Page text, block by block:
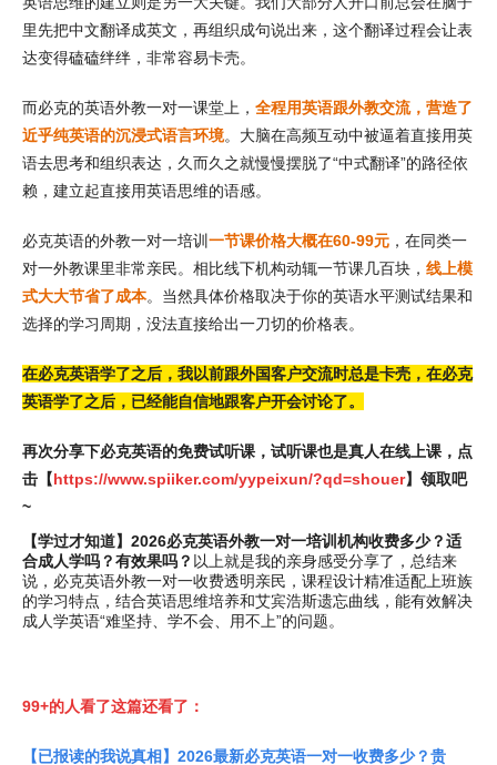
里先把中文翻译成英文，再组织成句说出来，这个翻译过程会让表
达变得磕磕绊绊，非常容易卡壳。
而必克的英语外教一对一课堂上， 全程用英语跟外教交流，营造了
近乎纯英语的沉浸式语言环境。大脑在高频互动中被逼着直接用英
语去思考和组织表达，久而久之就慢慢摆脱了“中式翻译”的路径依
赖，建立起直接用英语思维的语感。
必克英语的外教一对一培训 一节课价格大概在60-99元 ，在同类一
对一外教课里非常亲民。相比线下机构动辄一节课几百块， 线上模
式大大节省了成本。当然具体价格取决于你的英语水平测试结果和
选择的学习周期，没法直接给出一刀切的价格表。
在必克英语学了之后，我以前跟外国客户交流时总是卡壳，在必克
英语学了之后，已经能自信地跟客户开会讨论了。
再次分享下必克英语的免费试听课，试听课也是真人在线上课，点
击【https://www.spiiker.com/yypeixun/?qd=shouer】领取吧
~
【学过才知道】2026必克英语外教一对一培训机构收费多少？适
合成人学吗？有效果吗？ 以上就是我的亲身感受分享了，总结来
说，必克英语外教一对一收费透明亲民，课程设计精准适配上班族
的学习特点，结合英语思维培养和艾宾浩斯遗忘曲线，能有效解决
成人学英语“难坚持、学不会、用不上”的问题。
99+的人看了这篇还看了：
【已报读的我说真相】2026最新必克英语一对一收费多少？贵